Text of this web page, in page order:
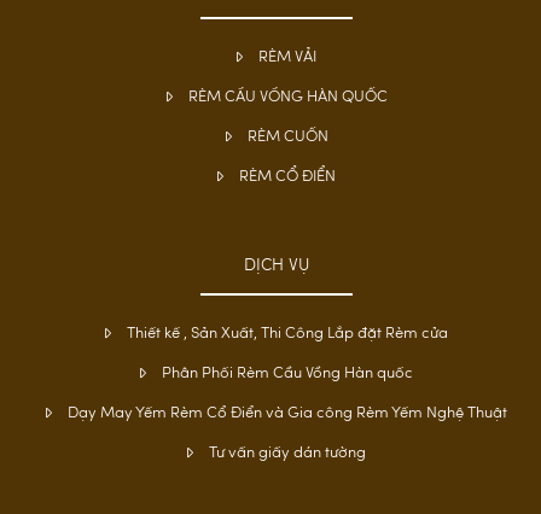
RÈM VẢI
RÈM CẦU VỒNG HÀN QUỐC
RÈM CUỐN
RÈM CỔ ĐIỂN
DỊCH VỤ
Thiết kế , Sản Xuất, Thi Công Lắp đặt Rèm cửa
Phân Phối Rèm Cầu Vồng Hàn quốc
Dạy May Yếm Rèm Cổ Điển và Gia công Rèm Yếm Nghệ Thuật
Tư vấn giấy dán tường